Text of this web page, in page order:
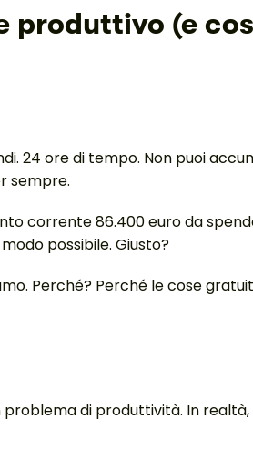
produttivo (e
24 ore di tempo. Non puoi
sempre.
corrente 86.400 euro da
possibile. Giusto?
Perché? Perché le cose
di produttività. In